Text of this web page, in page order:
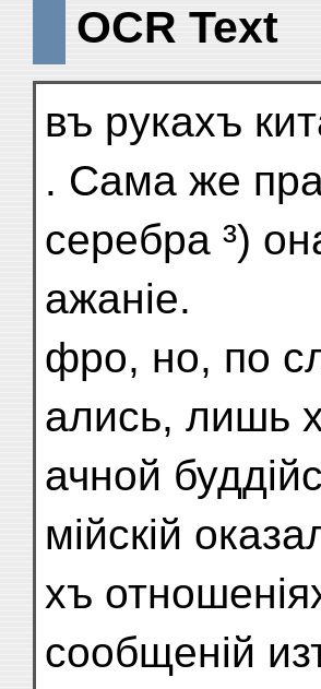
OCR Text
въ рукахъ
. Сама же
серебра ³)
ажаніе.
фро, но, по
ались, лишь
ачной
мійскій
хъ
сообщеній